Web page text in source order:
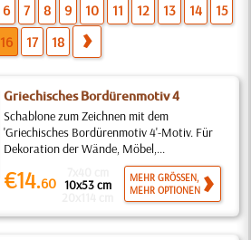
6 7 8 9 10 11 12 13 14
15
16
17 18
Griechisches Bordürenmotiv 4
Schablone zum Zeichnen mit dem
'Griechisches Bordürenmotiv 4'-Motiv. Für
Dekoration der Wände, Möbel,...
€14.60 10x53 cm
MEHR GRÖSSEN,
MEHR OPTIONEN